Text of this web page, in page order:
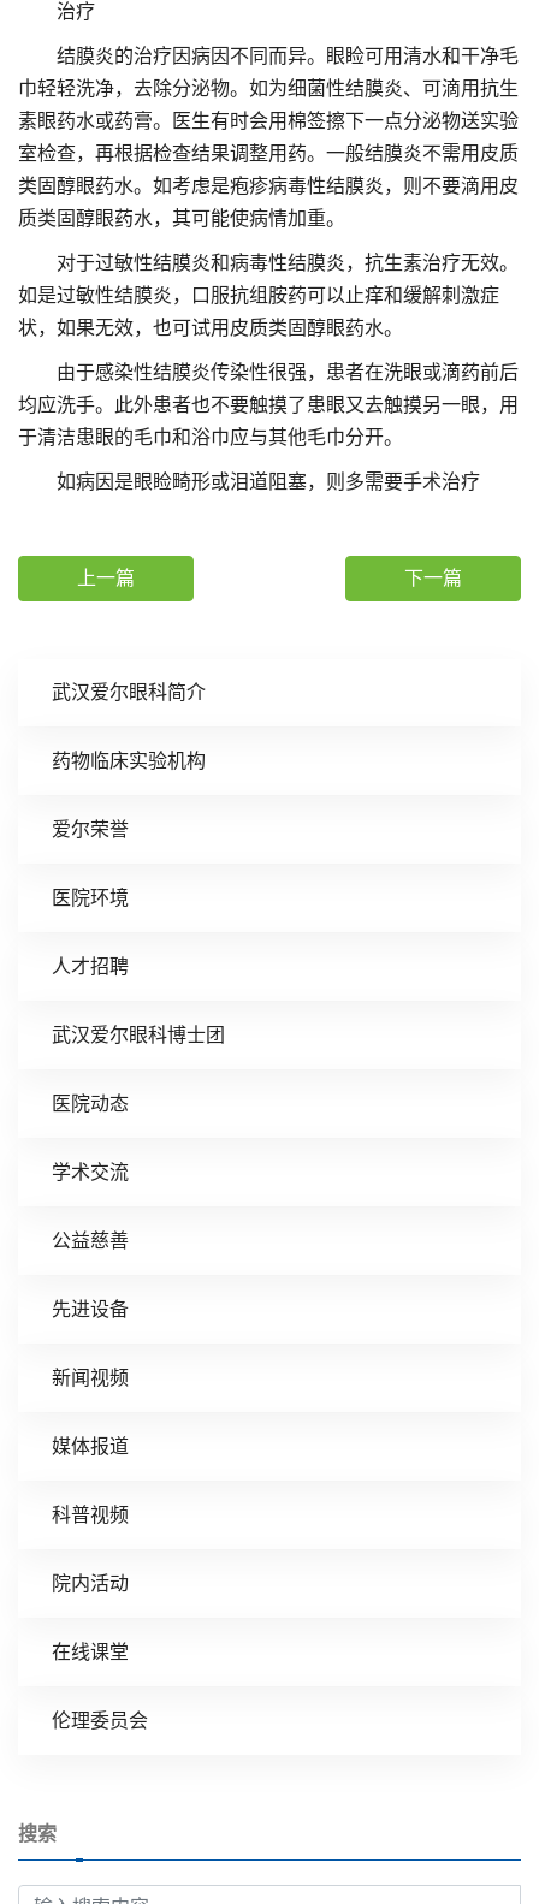
武汉爱尔眼科简介
药物临床实验机构
爱尔荣誉
医院环境
人才招聘
武汉爱尔眼科博士团
医院动态
学术交流
公益慈善
先进设备
新闻视频
媒体报道
科普视频
院内活动
在线课堂
伦理委员会
搜索
治疗
结膜炎的治疗因病因不同而异。眼睑可用清水和干净毛
巾轻轻洗净，去除分泌物。如为细菌性结膜炎、可滴用抗生
素眼药水或药膏。医生有时会用棉签擦下一点分泌物送实验
室检查，再根据检查结果调整用药。一般结膜炎不需用皮质
类固醇眼药水。如考虑是疱疹病毒性结膜炎，则不要滴用皮
质类固醇眼药水，其可能使病情加重。
对于过敏性结膜炎和病毒性结膜炎，抗生素治疗无效。
如是过敏性结膜炎，口服抗组胺药可以止痒和缓解刺激症
状，如果无效，也可试用皮质类固醇眼药水。
由于感染性结膜炎传染性很强，患者在洗眼或滴药前后
均应洗手。此外患者也不要触摸了患眼又去触摸另一眼，用
于清洁患眼的毛巾和浴巾应与其他毛巾分开。
如病因是眼睑畸形或泪道阻塞，则多需要手术治疗
上一篇 下一篇